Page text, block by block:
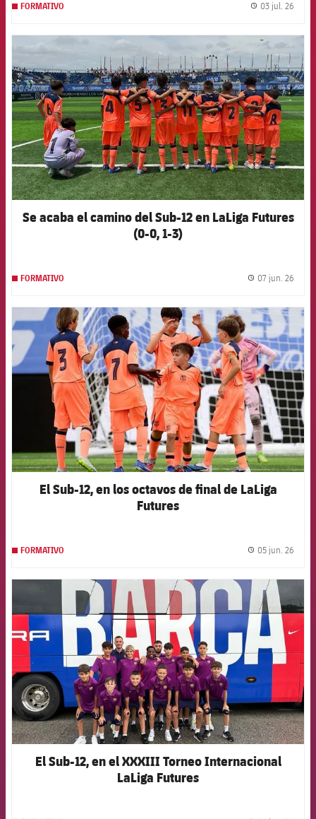
FORMATIVO 03 jul. 26
FCB Barcelona badge
Se acaba el camino del Sub-12 en LaLiga Futures
(0-0, 1-3)
FORMATIVO 07 jun. 26
FCB Barcelona badge
El Sub-12, en los octavos de final de LaLiga
Futures
FORMATIVO 05 jun. 26
FCB Barcelona badge
El Sub-12, en el XXXIII Torneo Internacional
LaLiga Futures